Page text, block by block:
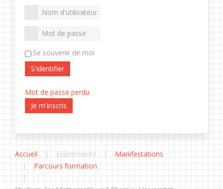
Se souvenir de moi
S'identifier
Mot de passe perdu
Je m'inscris
Accueil Evènements
Manifestations
Parcours formation